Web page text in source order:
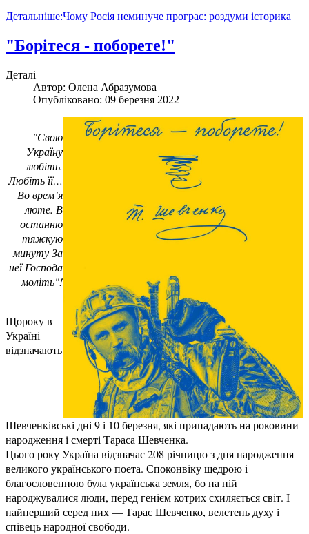
Детальніше:Чому Росія неминуче програє: роздуми історика
"Борітеся - поборете!"
Деталі
Автор: Олена Абразумова
Опубліковано: 09 березня 2022
"Свою
Україну
любіть.
Любіть її…
Во врем’я
люте. В
останню
тяжкую
минуту За
неї Господа
моліть"!
Щороку в
Україні
відзначають
Шевченківські дні 9 і 10 березня, які припадають на роковини
народження і смерті Тараса Шевченка.
Цього року Україна відзначає 208 річницю з дня народження
великого українського поета. Споконвіку щедрою і
благословенною була українська земля, бо на ній
народжувалися люди, перед генієм котрих схиляється світ. І
найперший серед них — Тарас Шевченко, велетень духу і
співець народної свободи.